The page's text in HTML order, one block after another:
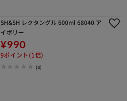
SH&SH レクタングル 600ml 68040 ア
イボリー
¥990
9ポイント(1倍)
(0)